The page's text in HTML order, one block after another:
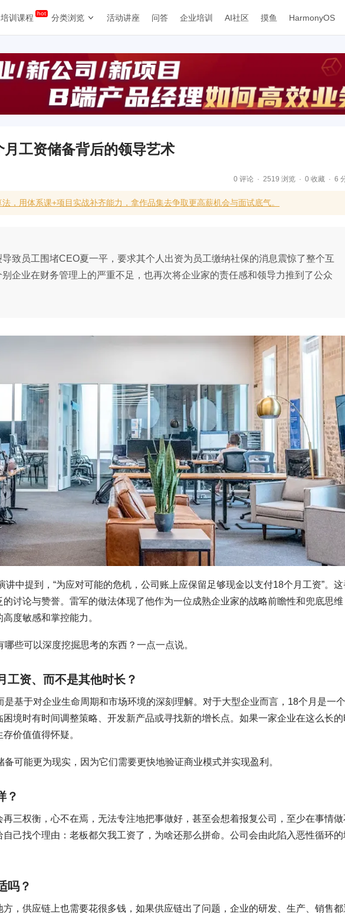
培训课程 分类浏览 活动讲座 问答 企业培训 AI社区 摸鱼 HarmonyOS
工资储备背后的领导艺术
0 评论 2519 浏览 0 收藏 6
，用体系课+项目实战补齐能力，拿作品集去争取更高薪机会与面试底气。
致员工围堵CEO夏一平，要求其个人出资为员工缴纳社保的消息震惊了整个互
企业在财务管理上的严重不足，也再次将企业家的责任感和领导力推到了公众
中提到，“为应对可能的危机，公司账上应保留足够现金以支付18个月工资”。这
讨论与赞誉。雷军的做法体现了他作为一位成熟企业家的战略前瞻性和兜底思维
度敏感和掌控能力。
些可以深度挖掘思考的东西？一点一点说。
工资、而不是其他时长？
基于对企业生命周期和市场环境的深刻理解。对于大型企业而言，18个月是一个
境时有时间调整策略、开发新产品或寻找新的增长点。如果一家企业在这么长的
价值值得怀疑。
可能更为现实，因为它们需要更快地验证商业模式并实现盈利。
？
三权衡，心不在焉，无法专注地把事做好，甚至会想着报复公司，至少在事情做
己找个理由：老板都欠我工资了，为啥还那么拼命。公司会由此陷入恶性循环的
吗？
，供应链上也需要花很多钱，如果供应链出了问题，企业的研发、生产、销售都